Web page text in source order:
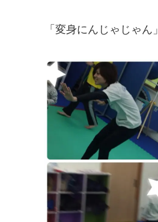
「変身にんじゃじゃん」